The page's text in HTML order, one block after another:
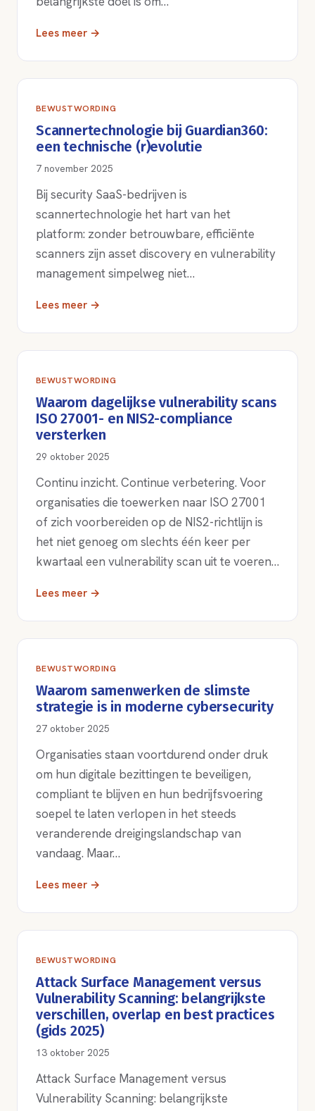
Lees meer →
BEWUSTWORDING
Scannertechnologie bij Guardian360:
een technische (r)evolutie
7 november 2025
Bij security SaaS-bedrijven is
scannertechnologie het hart van het
platform: zonder betrouwbare, efficiënte
scanners zijn asset discovery en vulnerability
management simpelweg niet…
Lees meer →
BEWUSTWORDING
Waarom dagelijkse vulnerability scans
ISO 27001- en NIS2-compliance
versterken
29 oktober 2025
Continu inzicht. Continue verbetering. Voor
organisaties die toewerken naar ISO 27001
of zich voorbereiden op de NIS2-richtlijn is
het niet genoeg om slechts één keer per
kwartaal een vulnerability scan uit te voeren…
Lees meer →
BEWUSTWORDING
Waarom samenwerken de slimste
strategie is in moderne cybersecurity
27 oktober 2025
Organisaties staan voortdurend onder druk
om hun digitale bezittingen te beveiligen,
compliant te blijven en hun bedrijfsvoering
soepel te laten verlopen in het steeds
veranderende dreigingslandschap van
vandaag. Maar…
Lees meer →
BEWUSTWORDING
Attack Surface Management versus
Vulnerability Scanning: belangrijkste
verschillen, overlap en best practices
(gids 2025)
13 oktober 2025
Attack Surface Management versus
Vulnerability Scanning: belangrijkste